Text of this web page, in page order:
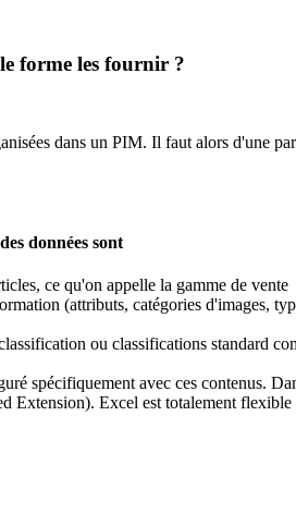
forme les fournir ?
dans un PIM. Il faut alors d'une
données sont
ce qu'on appelle la gamme de vente
(attributs, catégories d'images,
ou classifications standard
spécifiquement avec ces contenus.
Excel est totalement flexible